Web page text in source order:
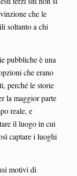
che le
soltanto a chi
pubbliche è una
che erano
perché le storie
la maggior parte
reale, e
il luogo in cui
captare i luoghi
motivi di